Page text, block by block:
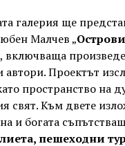
галерия ще
Малчев „
включваща
автори. Проектът
пространство на
свят. Към двете
и богата
пешеходни